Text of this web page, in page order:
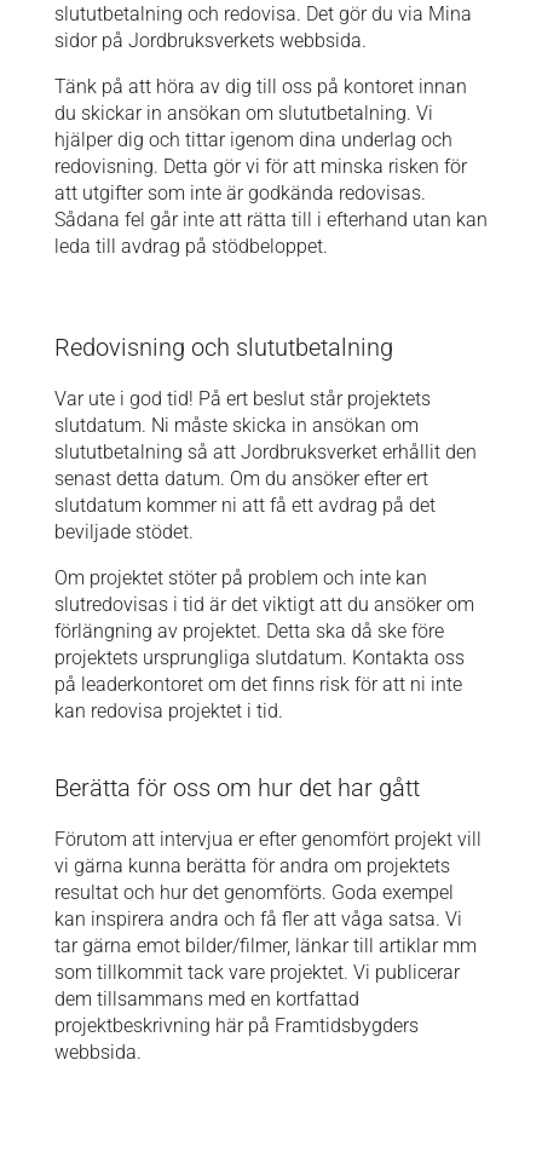
slututbetalning och redovisa. Det gör du via Mina
sidor på Jordbruksverkets webbsida.
Tänk på att höra av dig till oss på kontoret innan
du skickar in ansökan om slututbetalning. Vi
hjälper dig och tittar igenom dina underlag och
redovisning. Detta gör vi för att minska risken för
att utgifter som inte är godkända redovisas.
Sådana fel går inte att rätta till i efterhand utan kan
leda till avdrag på stödbeloppet.
Redovisning och slututbetalning
Var ute i god tid! På ert beslut står projektets
slutdatum. Ni måste skicka in ansökan om
slututbetalning så att Jordbruksverket erhållit den
senast detta datum. Om du ansöker efter ert
slutdatum kommer ni att få ett avdrag på det
beviljade stödet.
Om projektet stöter på problem och inte kan
slutredovisas i tid är det viktigt att du ansöker om
förlängning av projektet. Detta ska då ske före
projektets ursprungliga slutdatum. Kontakta oss
på leaderkontoret om det finns risk för att ni inte
kan redovisa projektet i tid.
Berätta för oss om hur det har gått
Förutom att intervjua er efter genomfört projekt vill
vi gärna kunna berätta för andra om projektets
resultat och hur det genomförts. Goda exempel
kan inspirera andra och få fler att våga satsa. Vi
tar gärna emot bilder/filmer, länkar till artiklar mm
som tillkommit tack vare projektet. Vi publicerar
dem tillsammans med en kortfattad
projektbeskrivning här på Framtidsbygders
webbsida.